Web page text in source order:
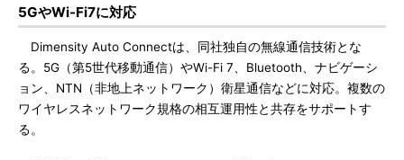
5GやWi-Fi7に対応
Dimensity Auto Connectは、同社独自の無線通信技術とな
る。5G（第5世代移動通信）やWi-Fi 7、Bluetooth、ナビゲーシ
ョン、NTN（非地上ネットワーク）衛星通信などに対応。複数の
ワイヤレスネットワーク規格の相互運用性と共存をサポートす
る。